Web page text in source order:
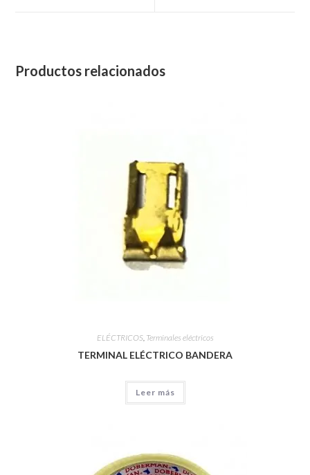
Productos relacionados
ELÉCTRICOS, Terminales eléctricos
TERMINAL ELÉCTRICO BANDERA
Leer más